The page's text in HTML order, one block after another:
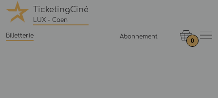
TicketingCiné
LUX - Caen
Billetterie Abonnement
0